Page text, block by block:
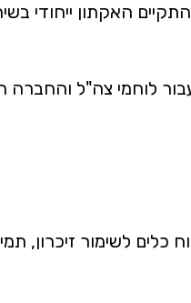
ב-18–19 בינואר 2024 התקיים
לוחמי צה"ל והחברה
לשימור זיכרון,